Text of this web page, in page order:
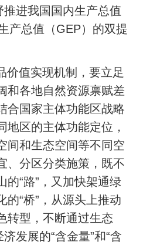
推进我国国内生产总值
产总值（GEP）的双提
价值实现机制，要立足
和各地自然资源禀赋差
合国家主体功能区战略
地区的主体功能定位，
间和生态空间等不同空
、分区分类施策，既不
的“路”，又加快架通绿
的“桥”，从源头上推动
转型，不断通过生态
发展的“含金量”和“含